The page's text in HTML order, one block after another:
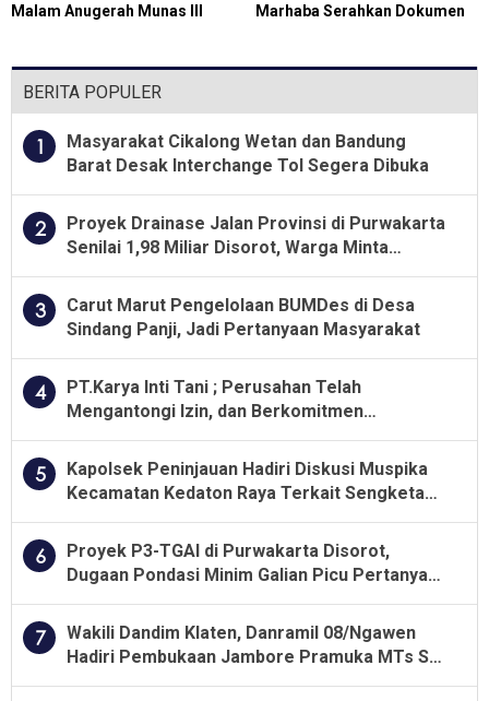
Malam Anugerah Munas III
Marhaba Serahkan Dokumen
BERITA POPULER
1
Masyarakat Cikalong Wetan dan Bandung
Barat Desak Interchange Tol Segera Dibuka
2
Proyek Drainase Jalan Provinsi di Purwakarta
Senilai 1,98 Miliar Disorot, Warga Minta
3
Carut Marut Pengelolaan BUMDes di Desa
Sindang Panji, Jadi Pertanyaan Masyarakat
4
PT.Karya Inti Tani ; Perusahan Telah
Mengantongi Izin, dan Berkomitmen
5
Kapolsek Peninjauan Hadiri Diskusi Muspika
Kecamatan Kedaton Raya Terkait Sengketa
6
Proyek P3-TGAI di Purwakarta Disorot,
Dugaan Pondasi Minim Galian Picu Pertanyaan
7
Wakili Dandim Klaten, Danramil 08/Ngawen
Hadiri Pembukaan Jambore Pramuka MTs Se-